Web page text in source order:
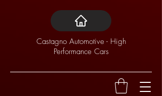
Castagno Automotive - High
Performance Cars